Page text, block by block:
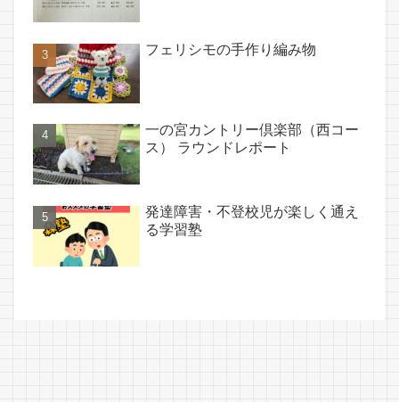
フェリシモの手作り編み物
一の宮カントリー倶楽部（西コー
ス） ラウンドレポート
発達障害・不登校児が楽しく通え
る学習塾